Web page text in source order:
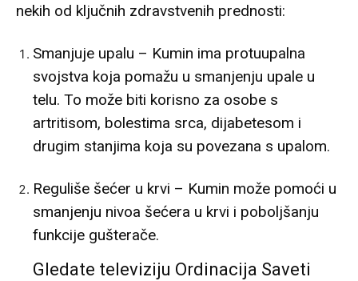
nekih od ključnih zdravstvenih prednosti:
Smanjuje upalu – Kumin ima protuupalna
svojstva koja pomažu u smanjenju upale u
telu. To može biti korisno za osobe s
artritisom, bolestima srca, dijabetesom i
drugim stanjima koja su povezana s upalom.
Reguliše šećer u krvi – Kumin može pomoći u
smanjenju nivoa šećera u krvi i poboljšanju
funkcije gušterače.
Gledate televiziju Ordinacija Saveti